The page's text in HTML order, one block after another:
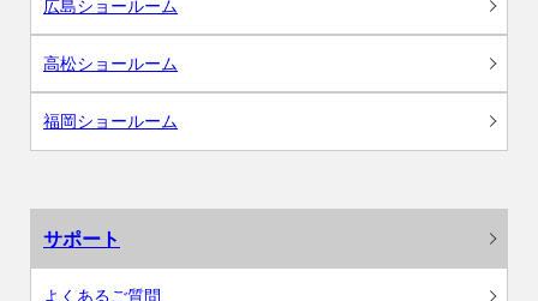
広島ショールーム
高松ショールーム
福岡ショールーム
サポート
よくあるご質問